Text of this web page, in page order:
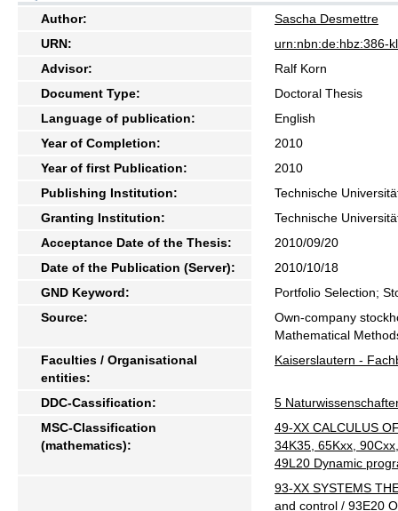
Author:
Sascha Desmettre
URN:
urn:nbn:de:hbz:386-
Advisor:
Ralf Korn
Document Type:
Doctoral Thesis
Language of publication:
English
Year of Completion:
2010
Year of first Publication:
2010
Publishing Institution:
Technische
Granting Institution:
Technische
Acceptance Date of the Thesis:
2010/09/20
Date of the Publication (Server):
2010/10/18
GND Keyword:
Portfolio Selection;
Source:
Own-company
Mathematical
Faculties / Organisational
entities:
Kaiserslautern -
DDC-Cassification:
5
MSC-Classification
(mathematics):
49-XX CALCULUS
34K35, 65Kxx,
49L20 Dynamic
93-XX SYSTEMS
and control / 93E20